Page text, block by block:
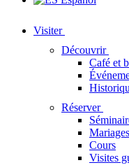
Visiter
Découvrir
Café et
Réserver
Cours
Visites